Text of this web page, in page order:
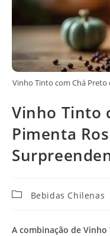
Vinho Tinto com Chá Preto
Vinho Tinto
Pimenta
CategoriaBebidas Chilenas
A combinação de